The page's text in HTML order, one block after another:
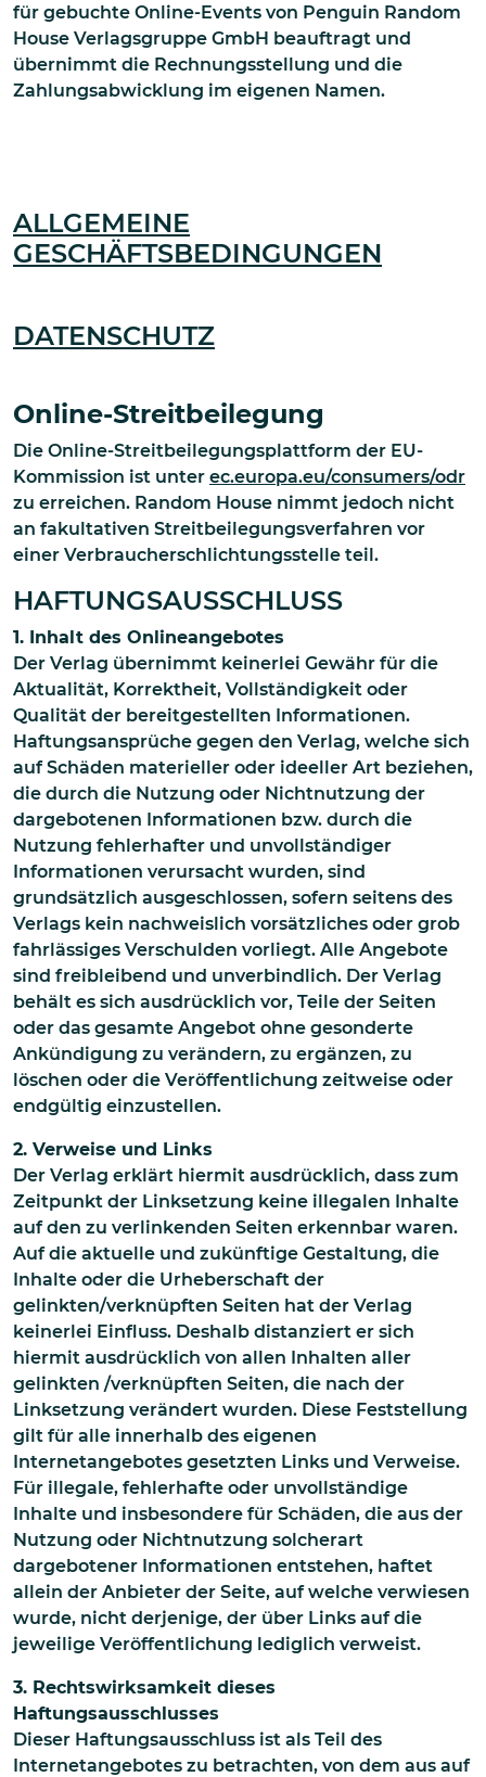
für gebuchte Online-Events von Penguin Random
House Verlagsgruppe GmbH beauftragt und
übernimmt die Rechnungsstellung und die
Zahlungsabwicklung im eigenen Namen.
ALLGEMEINE
GESCHÄFTSBEDINGUNGEN
DATENSCHUTZ
Online-Streitbeilegung
Die Online-Streitbeilegungsplattform der EU-
Kommission ist unter ec.europa.eu/consumers/odr
zu erreichen. Random House nimmt jedoch nicht
an fakultativen Streitbeilegungsverfahren vor
einer Verbraucherschlichtungsstelle teil.
HAFTUNGSAUSSCHLUSS
1. Inhalt des Onlineangebotes
Der Verlag übernimmt keinerlei Gewähr für die
Aktualität, Korrektheit, Vollständigkeit oder
Qualität der bereitgestellten Informationen.
Haftungsansprüche gegen den Verlag, welche sich
auf Schäden materieller oder ideeller Art beziehen,
die durch die Nutzung oder Nichtnutzung der
dargebotenen Informationen bzw. durch die
Nutzung fehlerhafter und unvollständiger
Informationen verursacht wurden, sind
grundsätzlich ausgeschlossen, sofern seitens des
Verlags kein nachweislich vorsätzliches oder grob
fahrlässiges Verschulden vorliegt. Alle Angebote
sind freibleibend und unverbindlich. Der Verlag
behält es sich ausdrücklich vor, Teile der Seiten
oder das gesamte Angebot ohne gesonderte
Ankündigung zu verändern, zu ergänzen, zu
löschen oder die Veröffentlichung zeitweise oder
endgültig einzustellen.
2. Verweise und Links
Der Verlag erklärt hiermit ausdrücklich, dass zum
Zeitpunkt der Linksetzung keine illegalen Inhalte
auf den zu verlinkenden Seiten erkennbar waren.
Auf die aktuelle und zukünftige Gestaltung, die
Inhalte oder die Urheberschaft der
gelinkten/verknüpften Seiten hat der Verlag
keinerlei Einfluss. Deshalb distanziert er sich
hiermit ausdrücklich von allen Inhalten aller
gelinkten /verknüpften Seiten, die nach der
Linksetzung verändert wurden. Diese Feststellung
gilt für alle innerhalb des eigenen
Internetangebotes gesetzten Links und Verweise.
Für illegale, fehlerhafte oder unvollständige
Inhalte und insbesondere für Schäden, die aus der
Nutzung oder Nichtnutzung solcherart
dargebotener Informationen entstehen, haftet
allein der Anbieter der Seite, auf welche verwiesen
wurde, nicht derjenige, der über Links auf die
jeweilige Veröffentlichung lediglich verweist.
3. Rechtswirksamkeit dieses
Haftungsausschlusses
Dieser Haftungsausschluss ist als Teil des
Internetangebotes zu betrachten, von dem aus auf